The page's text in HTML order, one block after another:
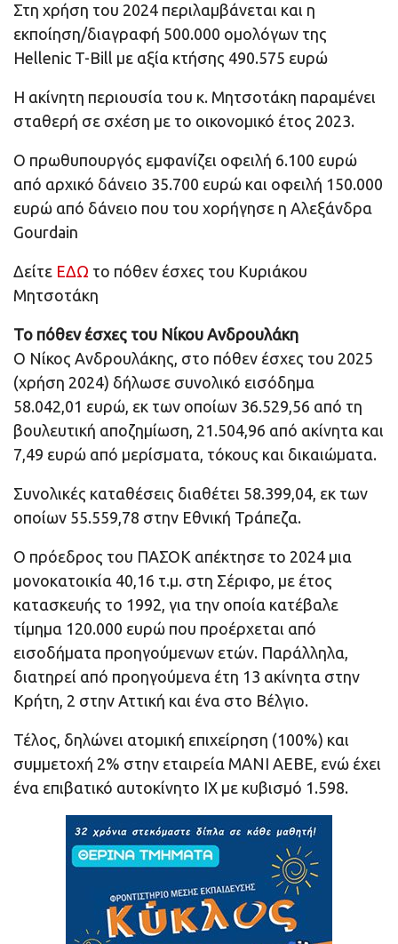
Στη χρήση του 2024 περιλαμβάνεται και η
εκποίηση/διαγραφή 500.000 ομολόγων της
Hellenic T-Bill με αξία κτήσης 490.575 ευρώ
Η ακίνητη περιουσία του κ. Μητσοτάκη παραμένει
σταθερή σε σχέση με το οικονομικό έτος 2023.
Ο πρωθυπουργός εμφανίζει οφειλή 6.100 ευρώ
από αρχικό δάνειο 35.700 ευρώ και οφειλή 150.000
ευρώ από δάνειο που του χορήγησε η Αλεξάνδρα
Gourdain
Δείτε ΕΔΩ το πόθεν έσχες του Κυριάκου
Μητσοτάκη
Το πόθεν έσχες του Νίκου Ανδρουλάκη
Ο Νίκος Ανδρουλάκης, στο πόθεν έσχες του 2025
(χρήση 2024) δήλωσε συνολικό εισόδημα
58.042,01 ευρώ, εκ των οποίων 36.529,56 από τη
βουλευτική αποζημίωση, 21.504,96 από ακίνητα και
7,49 ευρώ από μερίσματα, τόκους και δικαιώματα.
Συνολικές καταθέσεις διαθέτει 58.399,04, εκ των
οποίων 55.559,78 στην Εθνική Τράπεζα.
Ο πρόεδρος του ΠΑΣΟΚ απέκτησε το 2024 μια
μονοκατοικία 40,16 τ.μ. στη Σέριφο, με έτος
κατασκευής το 1992, για την οποία κατέβαλε
τίμημα 120.000 ευρώ που προέρχεται από
εισοδήματα προηγούμενων ετών. Παράλληλα,
διατηρεί από προηγούμενα έτη 13 ακίνητα στην
Κρήτη, 2 στην Αττική και ένα στο Βέλγιο.
Τέλος, δηλώνει ατομική επιχείρηση (100%) και
συμμετοχή 2% στην εταιρεία ΜΑΝΙ ΑΕΒΕ, ενώ έχει
ένα επιβατικό αυτοκίνητο ΙΧ με κυβισμό 1.598.